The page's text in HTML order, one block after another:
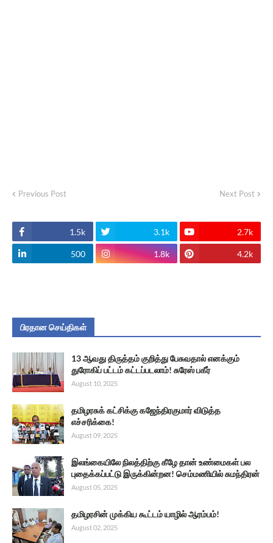
Previous Post Next Post
1.5k 3.1k 2.7k
500 1.8k 4.2k
பிரதான செய்திகள்
13 ஆவது திருத்தம் குறித்து பேசுவதால் எனக்கும்
துரோகிப் பட்டம் கட்டப்படலாம்! சுரேஸ் பகீர்
August 10, 2025
தமிழரசுக் கட்சிக்கு கஜேந்திரகுமார் விடுத்த
எச்சரிக்கை!
August 09, 2025
இலங்கையிலே நிலத்திற்கு கீழே தான் உண்மைகள் பல
புதைக்கப்பட்டு இருக்கின்றன! செம்மணியில் சுமந்திரன்
August 05, 2025
தமிழரசின் முக்கிய கூட்டம் யாழில் ஆரம்பம்!
August 02, 2025